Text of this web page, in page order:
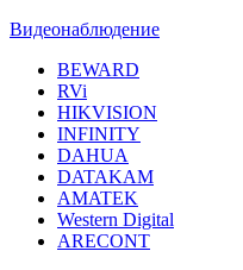
Видеонаблюдение
BEWARD
RVi
HIKVISION
INFINITY
DAHUA
DATAKAM
AMATEK
Western Digital
ARECONT